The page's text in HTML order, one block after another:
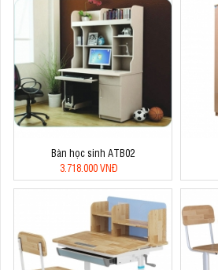
Bàn học sinh ATB02
3.718.000 VNĐ